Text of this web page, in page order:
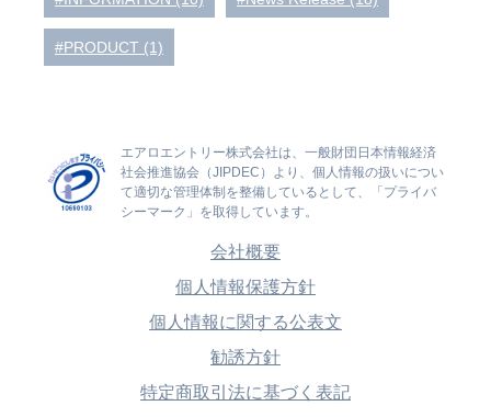
#PRODUCT (1)
エアロエントリー株式会社は、一般財団日本情報経済
社会推進協会（JIPDEC）より、個人情報の扱いについ
て適切な管理体制を整備しているとして、「プライバ
シーマーク」を取得しています。
会社概要
個人情報保護方針
個人情報に関する公表文
勧誘方針
特定商取引法に基づく表記